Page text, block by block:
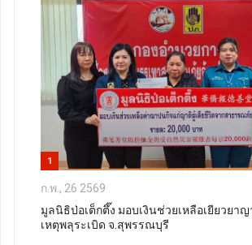
1
ก.พ., 26 2569
มูลนิธิป่อเต็กตึ๊ง มอบเงินช่วยเหลือเยียวยา
เหตุพลุระเบิด จ.สุพรรณบุรี